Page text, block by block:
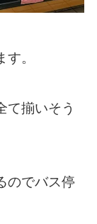
。
て揃いそう
のでバス停